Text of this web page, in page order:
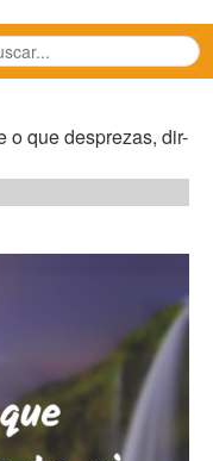
o que desprezas, dir-